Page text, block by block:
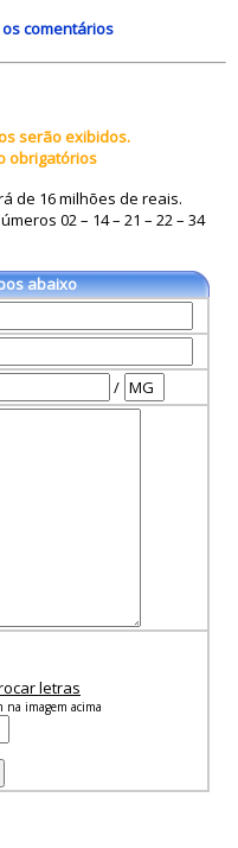
comentários
serão exibidos.
obrigatórios
de 16 milhões de reais.
02 – 14 – 21 – 22 – 34
abaixo
/
letras
na imagem acima